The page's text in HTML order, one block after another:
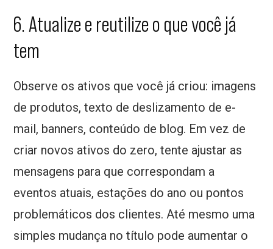
6. Atualize e reutilize o que você já
tem
Observe os ativos que você já criou: imagens
de produtos, texto de deslizamento de e-
mail, banners, conteúdo de blog. Em vez de
criar novos ativos do zero, tente ajustar as
mensagens para que correspondam a
eventos atuais, estações do ano ou pontos
problemáticos dos clientes. Até mesmo uma
simples mudança no título pode aumentar o